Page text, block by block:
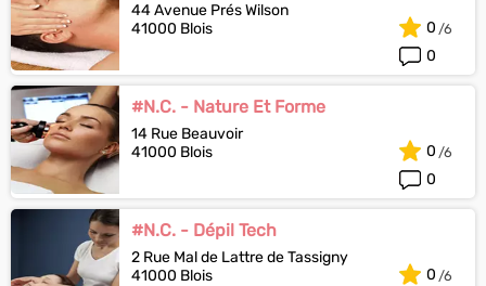
44 Avenue Prés Wilson
41000 Blois
0
0
#N.C. - Nature Et Forme
14 Rue Beauvoir
41000 Blois
0
0
#N.C. - Dépil Tech
2 Rue Mal de Lattre de Tassigny
41000 Blois
0